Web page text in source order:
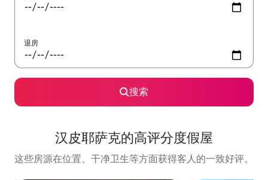
退房
搜索
汉皮耶萨克的高评分度假屋
这些房源在位置、干净卫生等方面获得客人的一致好评。